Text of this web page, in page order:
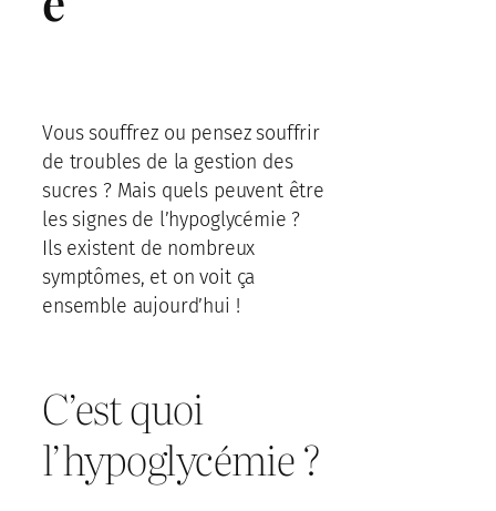
Vous souffrez ou pensez souffrir
de troubles de la gestion des
sucres ? Mais quels peuvent être
les signes de l’hypoglycémie ?
Ils existent de nombreux
symptômes, et on voit ça
ensemble aujourd’hui !
C’est quoi
l’hypoglycémie ?